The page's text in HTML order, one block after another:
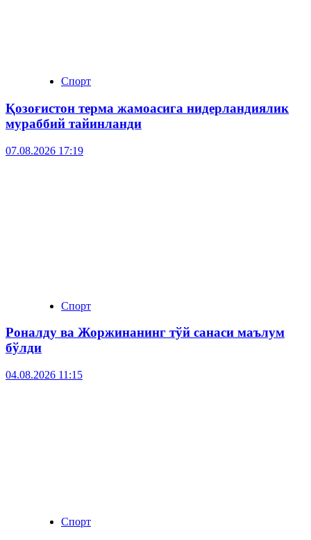
Спорт
Қозоғистон терма жамоасига нидерландиялик
мураббий тайинланди
07.08.2026 17:19
Спорт
Роналду ва Жоржинанинг тўй санаси маълум
бўлди
04.08.2026 11:15
Спорт